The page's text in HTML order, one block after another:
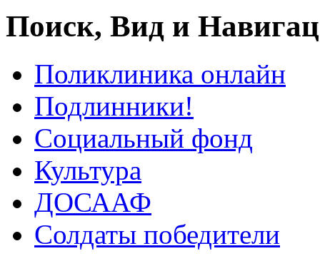
Поиск, Вид и
Поликлиника онлайн
Подлинники!
Социальный фонд
Культура
ДОСААФ
Солдаты победители